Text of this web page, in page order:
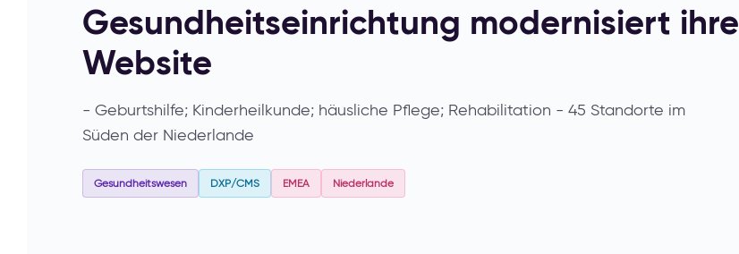
Gesundheitseinrichtung modernisiert ihre
Website
- Geburtshilfe; Kinderheilkunde; häusliche Pflege; Rehabilitation - 45 Standorte im
Süden der Niederlande
Gesundheitswesen DXP/CMS EMEA Niederlande